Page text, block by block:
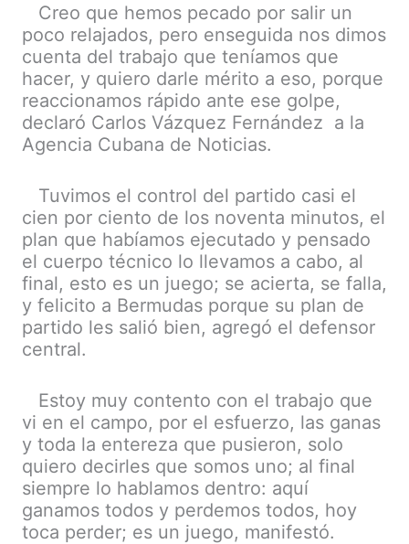
Creo que hemos pecado por salir un
poco relajados, pero enseguida nos dimos
cuenta del trabajo que teníamos que
hacer, y quiero darle mérito a eso, porque
reaccionamos rápido ante ese golpe,
declaró Carlos Vázquez Fernández a la
Agencia Cubana de Noticias.
Tuvimos el control del partido casi el
cien por ciento de los noventa minutos, el
plan que habíamos ejecutado y pensado
el cuerpo técnico lo llevamos a cabo, al
final, esto es un juego; se acierta, se falla,
y felicito a Bermudas porque su plan de
partido les salió bien, agregó el defensor
central.
Estoy muy contento con el trabajo que
vi en el campo, por el esfuerzo, las ganas
y toda la entereza que pusieron, solo
quiero decirles que somos uno; al final
siempre lo hablamos dentro: aquí
ganamos todos y perdemos todos, hoy
toca perder; es un juego, manifestó.